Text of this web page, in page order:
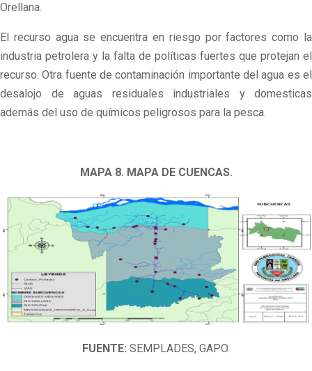
Orellana.
El recurso agua se encuentra en riesgo por factores como la
industria petrolera y la falta de políticas fuertes que protejan el
recurso. Otra fuente de contaminación importante del agua es el
desalojo de aguas residuales industriales y domesticas
además del uso de químicos peligrosos para la pesca.
MAPA 8. MAPA DE CUENCAS.
FUENTE: SEMPLADES, GAPO.